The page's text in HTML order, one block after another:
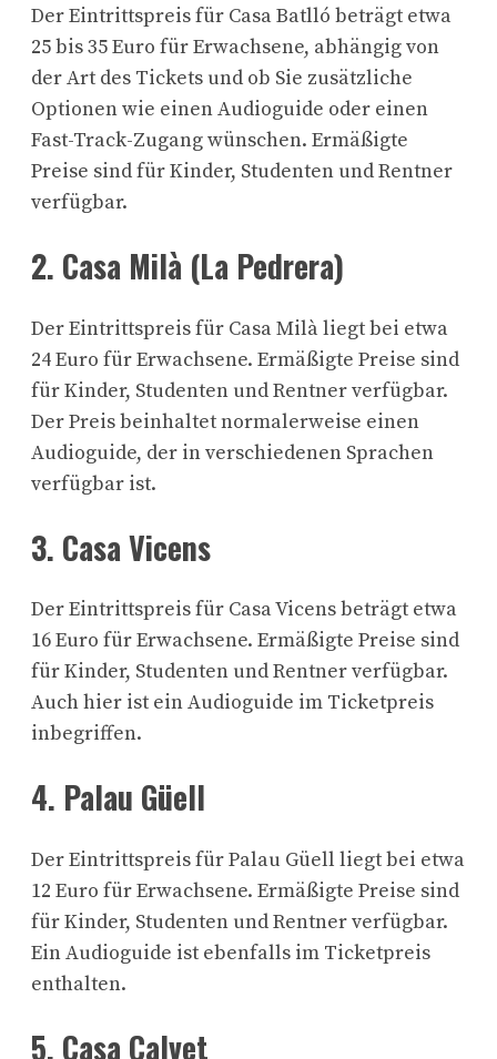
Der Eintrittspreis für Casa Batlló beträgt etwa
25 bis 35 Euro für Erwachsene, abhängig von
der Art des Tickets und ob Sie zusätzliche
Optionen wie einen Audioguide oder einen
Fast-Track-Zugang wünschen. Ermäßigte
Preise sind für Kinder, Studenten und Rentner
verfügbar.
2. Casa Milà (La Pedrera)
Der Eintrittspreis für Casa Milà liegt bei etwa
24 Euro für Erwachsene. Ermäßigte Preise sind
für Kinder, Studenten und Rentner verfügbar.
Der Preis beinhaltet normalerweise einen
Audioguide, der in verschiedenen Sprachen
verfügbar ist.
3. Casa Vicens
Der Eintrittspreis für Casa Vicens beträgt etwa
16 Euro für Erwachsene. Ermäßigte Preise sind
für Kinder, Studenten und Rentner verfügbar.
Auch hier ist ein Audioguide im Ticketpreis
inbegriffen.
4. Palau Güell
Der Eintrittspreis für Palau Güell liegt bei etwa
12 Euro für Erwachsene. Ermäßigte Preise sind
für Kinder, Studenten und Rentner verfügbar.
Ein Audioguide ist ebenfalls im Ticketpreis
enthalten.
5. Casa Calvet